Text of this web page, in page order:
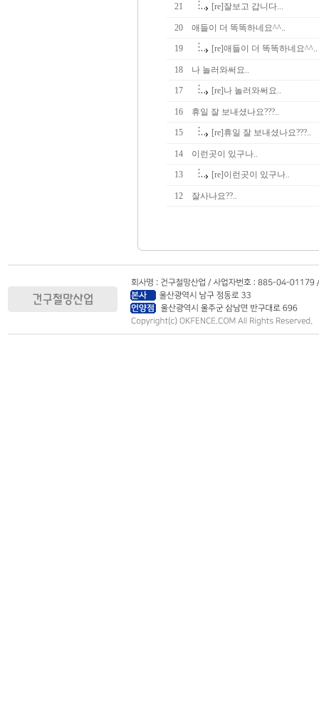
21
[re]잘보고 갑니다...
20 애들이 더 똑똑하네요^^..
19 [re]애들이 더 똑똑하네요^^..
18 나 놀러와써요..
17 [re]나 놀러와써요..
16 휴일 잘 보내셨나요???..
15 [re]휴일 잘 보내셨나요???..
14 이런곳이 있구나..
13 [re]이런곳이 있구나..
12 잘사나요??..